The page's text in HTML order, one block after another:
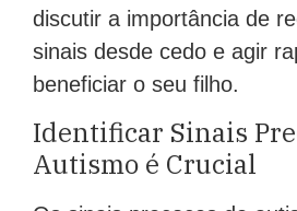
discutir a importância de
sinais desde cedo e agir
beneficiar o seu filho.
Identificar Sinais
Autismo é Crucial